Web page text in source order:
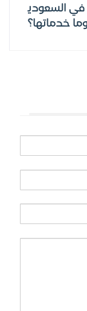
في السعودي
خدماتها؟